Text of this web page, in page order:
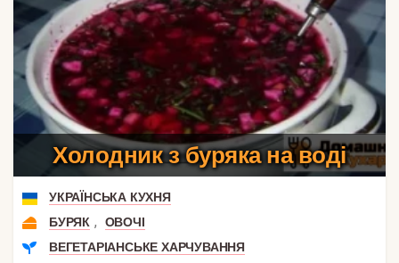
Холодник з буряка на воді
УКРАЇНСЬКА КУХНЯ
БУРЯК ,
ОВОЧІ
ВЕГЕТАРІАНСЬКЕ ХАРЧУВАННЯ